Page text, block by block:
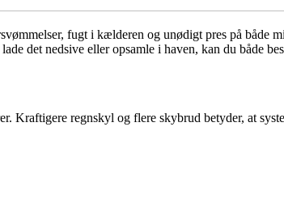
fugt i kælderen og unødigt pres på
det nedsive eller opsamle i haven, kan du både
Kraftigere regnskyl og flere skybrud betyder, at